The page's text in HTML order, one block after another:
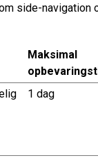
side-navigation
Maksimal
1 dag